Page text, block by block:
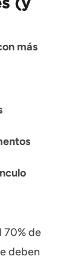
más
70% de
deben